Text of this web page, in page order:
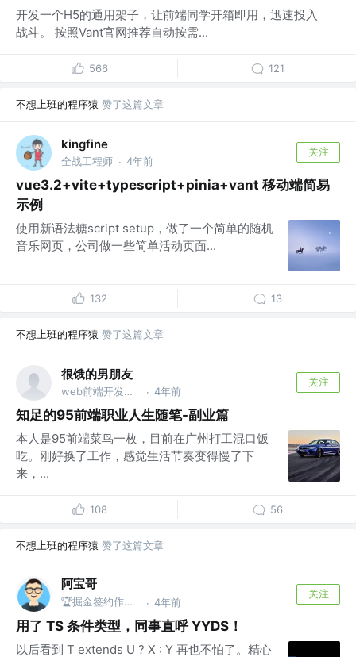
开发一个H5的通用架子，让前端同学开箱即用，迅速投入
战斗。 按照Vant官网推荐自动按需...
566 121
不想上班的程序猿 赞了这篇文章
kingfine
全战工程师 · 4年前
关注
vue3.2+vite+typescript+pinia+vant 移动端简易
示例
使用新语法糖script setup，做了一个简单的随机
音乐网页，公司做一些简单活动页面...
132 13
不想上班的程序猿 赞了这篇文章
很饿的男朋友
web前端开发工程师 · 4年前
关注
知足的95前端职业人生随笔-副业篇
本人是95前端菜鸟一枚，目前在广州打工混口饭
吃。刚好换了工作，感觉生活节奏变得慢了下
来，...
108 56
不想上班的程序猿 赞了这篇文章
阿宝哥
🏆掘金签约作者 | 公众号@全栈修仙之路 · 4年前
关注
用了 TS 条件类型，同事直呼 YYDS！
以后看到 T extends U ? X : Y 再也不怕了。精心